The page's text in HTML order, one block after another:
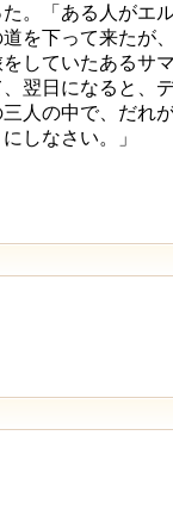
。「ある人がエ
を下って来たが
していたあるサ
、翌日になると、
人の中で、だれ
しなさい。」